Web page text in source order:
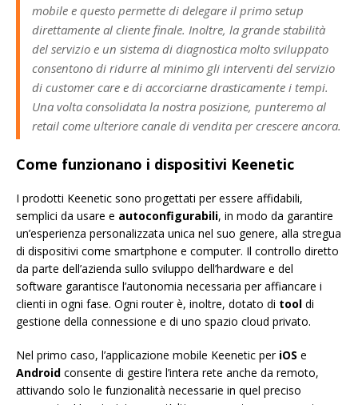
mobile e questo permette di delegare il primo setup
direttamente al cliente finale. Inoltre, la grande stabilità
del servizio e un sistema di diagnostica molto sviluppato
consentono di ridurre al minimo gli interventi del servizio
di customer care e di accorciarne drasticamente i tempi.
Una volta consolidata la nostra posizione, punteremo al
retail come ulteriore canale di vendita per crescere ancora.
Come funzionano i dispositivi Keenetic
I prodotti Keenetic sono progettati per essere affidabili,
semplici da usare e autoconfigurabili, in modo da garantire
un’esperienza personalizzata unica nel suo genere, alla stregua
di dispositivi come smartphone e computer. Il controllo diretto
da parte dell’azienda sullo sviluppo dell’hardware e del
software garantisce l’autonomia necessaria per affiancare i
clienti in ogni fase. Ogni router è, inoltre, dotato di tool di
gestione della connessione e di uno spazio cloud privato.
Nel primo caso, l’applicazione mobile Keenetic per iOS e
Android consente di gestire l’intera rete anche da remoto,
attivando solo le funzionalità necessarie in quel preciso